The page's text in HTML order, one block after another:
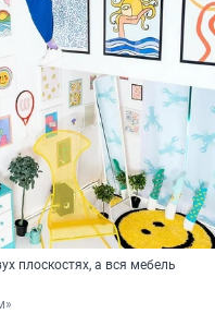
плоскостях, а вся мебель